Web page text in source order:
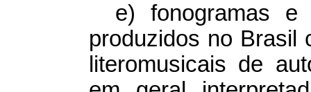
e) fonogramas e
produzidos no Brasil
literomusicais de